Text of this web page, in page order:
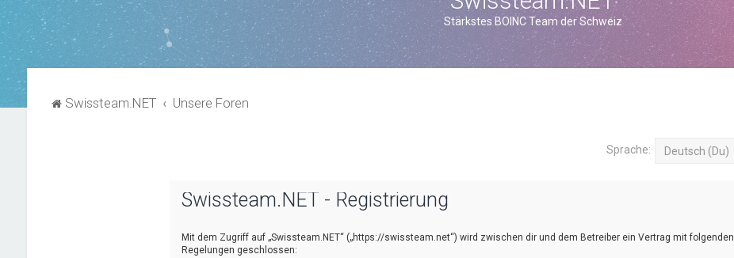
Stärkstes BOINC Team der Schweiz
Swissteam.NET Unsere Foren
Sprache:
Swissteam.NET - Registrierung
Mit dem Zugriff auf „Swissteam.NET“ („https://swissteam.net“) wird zwischen dir und dem Betreiber ein Vertrag mit folgenden
Regelungen geschlossen: